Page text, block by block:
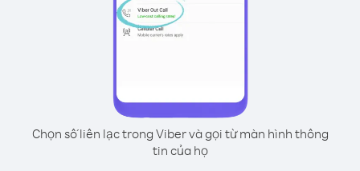
Chọn số liên lạc trong Viber và gọi từ màn hình thông
tin của họ